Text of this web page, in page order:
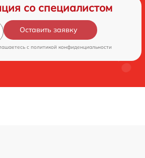
со специалистом
Оставить заявку
c политикой конфиденциальности